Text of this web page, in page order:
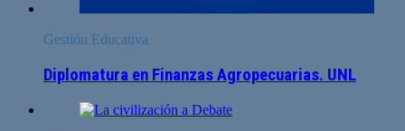
Gestión Educativa
Diplomatura en Finanzas Agropecuarias. UNL